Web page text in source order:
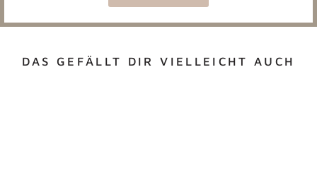
DAS GEFÄLLT DIR VIELLEICHT AUCH